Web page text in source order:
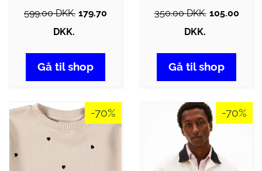
599.00 DKK. 179.70
DKK.
Gå til shop
350.00 DKK. 105.00
DKK.
Gå til shop
-70% -70%